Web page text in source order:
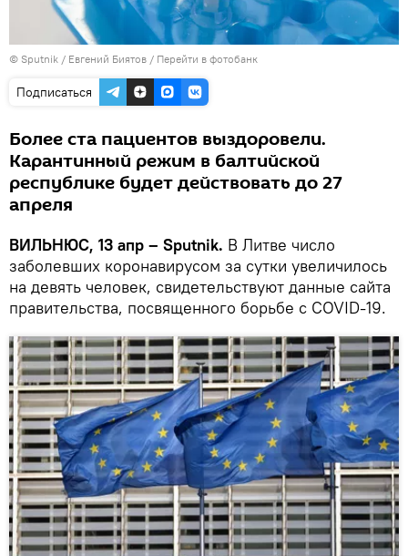
© Sputnik / Евгений Биятов / Перейти в фотобанк
Подписаться
Более ста пациентов выздоровели.
Карантинный режим в балтийской
республике будет действовать до 27
апреля
ВИЛЬНЮС, 13 апр – Sputnik. В Литве число
заболевших коронавирусом за сутки увеличилось
на девять человек, свидетельствуют данные сайта
правительства, посвященного борьбе с COVID-19.